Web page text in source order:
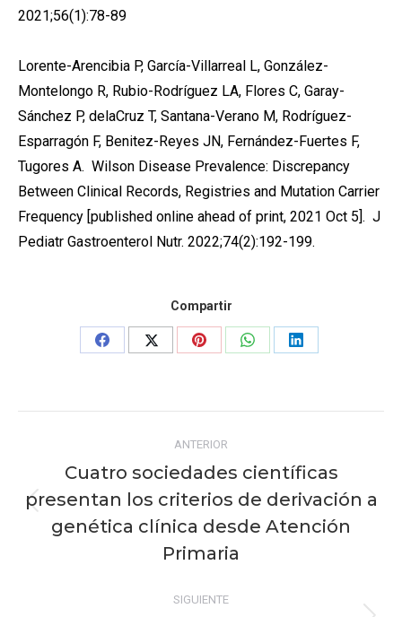
2021;56(1):78-89
Lorente-Arencibia P, García-Villarreal L, González-
Montelongo R, Rubio-Rodríguez LA, Flores C, Garay-
Sánchez P, delaCruz T, Santana-Verano M, Rodríguez-
Esparragón F, Benitez-Reyes JN, Fernández-Fuertes F,
Tugores A. Wilson Disease Prevalence: Discrepancy
Between Clinical Records, Registries and Mutation Carrier
Frequency [published online ahead of print, 2021 Oct 5]. J
Pediatr Gastroenterol Nutr. 2022;74(2):192-199.
Compartir
Share
Share
Share
Share
Share
entre
publicaciones
ANTERIOR
Publicación
anterior:
Cuatro sociedades científicas
presentan los criterios de derivación a
genética clínica desde Atención
Primaria
SIGUIENTE